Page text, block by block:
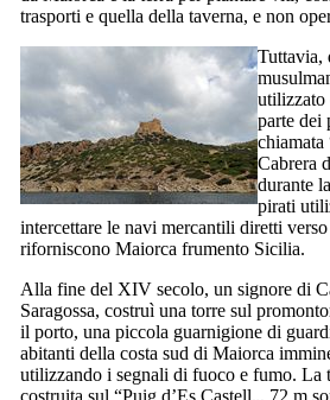
trasporti e quella della taverna, e non
Tuttavia,
utilizzato
parte dei
chiamata
Cabrera
durante
pirati
intercettare le navi mercantili diretti
riforniscono Maiorca frumento Sicilia.
Alla fine del XIV secolo, un signore di
Saragossa, costruì una torre sul
il porto, una piccola guarnigione di
abitanti della costa sud di Maiorca
utilizzando i segnali di fuoco e fumo. La
costruita sul “Puig d’Es Castell„, 72 m